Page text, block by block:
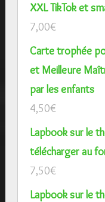
XXL TikTok et
7,00€
Carte trophée
et Meilleure
par les enfants
4,50€
Lapbook sur le
télécharger au
7,50€
Lapbook sur le